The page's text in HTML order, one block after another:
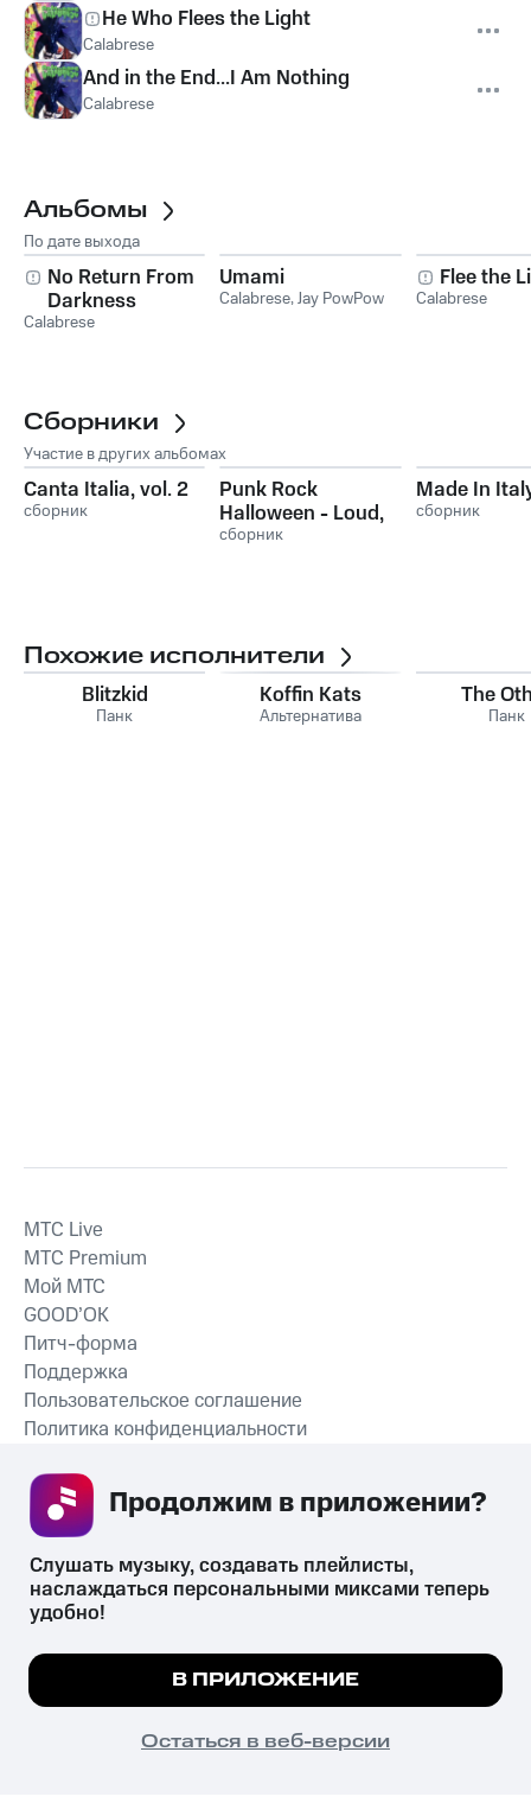
He Who Flees the Light
Calabrese
And in the End...I Am Nothing
Calabrese
Альбомы
По дате выхода
No Return From
Darkness
Calabrese
Umami
Calabrese,Jay PowPow
Flee the
Calabrese
Сборники
Участие в других альбомах
Canta Italia, vol. 2
сборник
Punk Rock
Halloween - Loud,
Fast & Scary!
сборник
Made In
сборник
Похожие исполнители
Blitzkid
Панк
Koffin Kats
Альтернатива
The
Панк
СКАЧАТЬ ПРИЛОЖЕНИЕ
MTС Live
MTС Premium
Мой МТС
GOOD’OK
Питч-форма
Поддержка
Пользовательское соглашение
Политика конфиденциальности
психотропных веществ, их аналогов причиняет вред здоровью,
их незаконный оборот запрещён и влечёт установленную
законодательством ответственность.
© 2026 ООО «КИОН».
Все права защищены
Мы используем куки, чтобы на сайте все
Подробнее
ПОНЯТНО
Слушать музыку, создавать плейлисты,
наслаждаться персональными миксами теперь
удобно!
В ПРИЛОЖЕНИЕ
Остаться в веб-версии